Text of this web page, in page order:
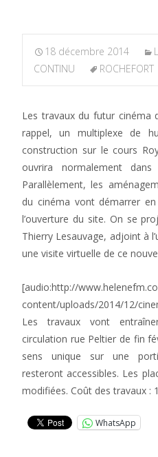
18 décembre 2014
CONTINU
ROCHEFORT
Les travaux du futur cinéma
rappel, un multiplexe de
construction sur le cours
ouvrira normalement
Parallèlement, les
du cinéma vont démarrer
l’ouverture du site. On se
Thierry Lesauvage, adjoint à
une visite virtuelle de ce
[audio:http://
content/uploads/2014/12/
Les travaux vont
circulation rue Peltier de fin
sens unique sur une
resteront accessibles. Les
modifiées. Coût des travaux :
WhatsApp